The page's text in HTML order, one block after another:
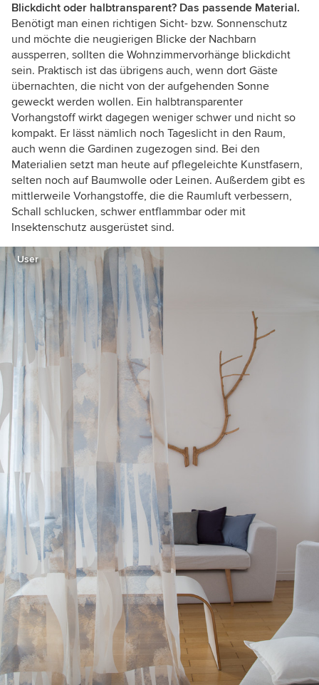
Blickdicht oder halbtransparent? Das passende Material.
Benötigt man einen richtigen Sicht- bzw. Sonnenschutz
und möchte die neugierigen Blicke der Nachbarn
aussperren, sollten die Wohnzimmervorhänge blickdicht
sein. Praktisch ist das übrigens auch, wenn dort Gäste
übernachten, die nicht von der aufgehenden Sonne
geweckt werden wollen. Ein halbtransparenter
Vorhangstoff wirkt dagegen weniger schwer und nicht so
kompakt. Er lässt nämlich noch Tageslicht in den Raum,
auch wenn die Gardinen zugezogen sind. Bei den
Materialien setzt man heute auf pflegeleichte Kunstfasern,
selten noch auf Baumwolle oder Leinen. Außerdem gibt es
mittlerweile Vorhangstoffe, die die Raumluft verbessern,
Schall schlucken, schwer entflammbar oder mit
Insektenschutz ausgerüstet sind.
User